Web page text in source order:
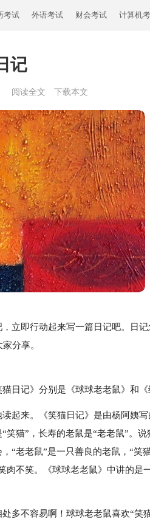
考试 外语考试 财会考试 计算机
记
阅读全文 下载本文
立即行动起来写一篇日记吧。日
分享。
日记》分别是《球球老老鼠》和《
起来。《笑猫日记》是由杨阿姨写
猫”，长寿的老鼠是“老老鼠”。
“老老鼠”是一只善良的老鼠，“笑
肉不笑。《球球老老鼠》中讲的是
多不容易啊！球球老老鼠喜欢“笑